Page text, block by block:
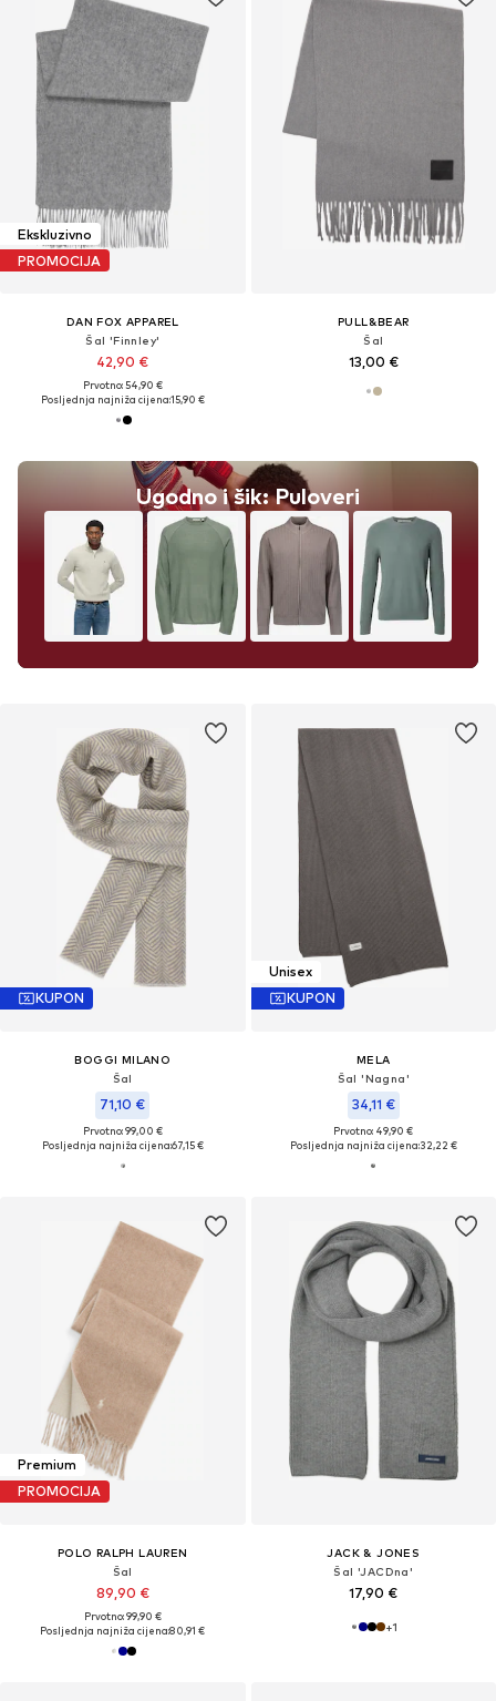
Ekskluzivno
PROMOCIJA
DAN FOX APPAREL
Šal 'Finnley'
42,90 €
Prvotno: 54,90 €
Posljednja najniža cijena:15,90 €
Ugodno i šik: Puloveri
PULL&BEAR
Šal
13,00 €
KUPON
BOGGI MILANO
Šal
71,10 €
Prvotno: 99,00 €
Posljednja najniža cijena:67,15 €
Unisex
KUPON
MELA
Šal 'Nagna'
34,11 €
Prvotno: 49,90 €
Posljednja najniža cijena:32,22 €
Premium
PROMOCIJA
POLO RALPH LAUREN
Šal
89,90 €
Prvotno: 99,90 €
Posljednja najniža cijena:80,91 €
JACK & JONES
Šal 'JACDna'
17,90 €
+1